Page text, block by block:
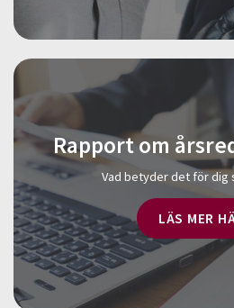
Rapport om
Vad betyder det för dig
LÄS MER